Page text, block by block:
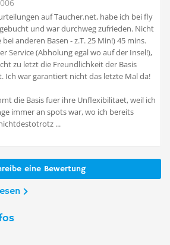
auf Taucher.net, habe ich bei fly
und war durchweg zufrieden. Nicht
anderen Basen - z.T. 25 Min!) 45 mins.
Service (Abholung egal wo auf der Insel!),
zu letzt die Freundlichkeit der Basis
Ich war garantiert nicht das letzte Mal da!
die Basis fuer ihre Unflexibilitaet, weil ich
immer an spots war, wo ich bereits
...
eine Bewertung